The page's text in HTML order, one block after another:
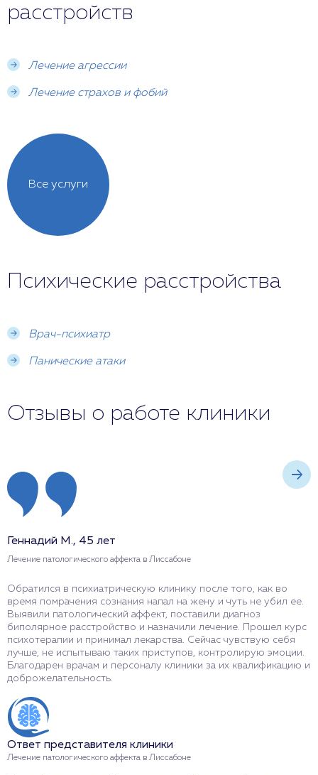
расстройств
Лечение агрессии
Лечение страхов и фобий
Все услуги
Психические расстройства
Врач-психиатр
Панические атаки
Отзывы о работе клиники
Геннадий М., 45 лет
Лечение патологического аффекта в Лиссабоне
Обратился в психиатрическую клинику после того, как во
время помрачения сознания напал на жену и чуть не убил ее.
Выявили патологический аффект, поставили диагноз
биполярное расстройство и назначили лечение. Прошел курс
психотерапии и принимал лекарства. Сейчас чувствую себя
лучше, не испытываю таких приступов, контролирую эмоции.
Благодарен врачам и персоналу клиники за их квалификацию и
доброжелательность.
Ответ представителя клиники
Лечение патологического аффекта в Лиссабоне